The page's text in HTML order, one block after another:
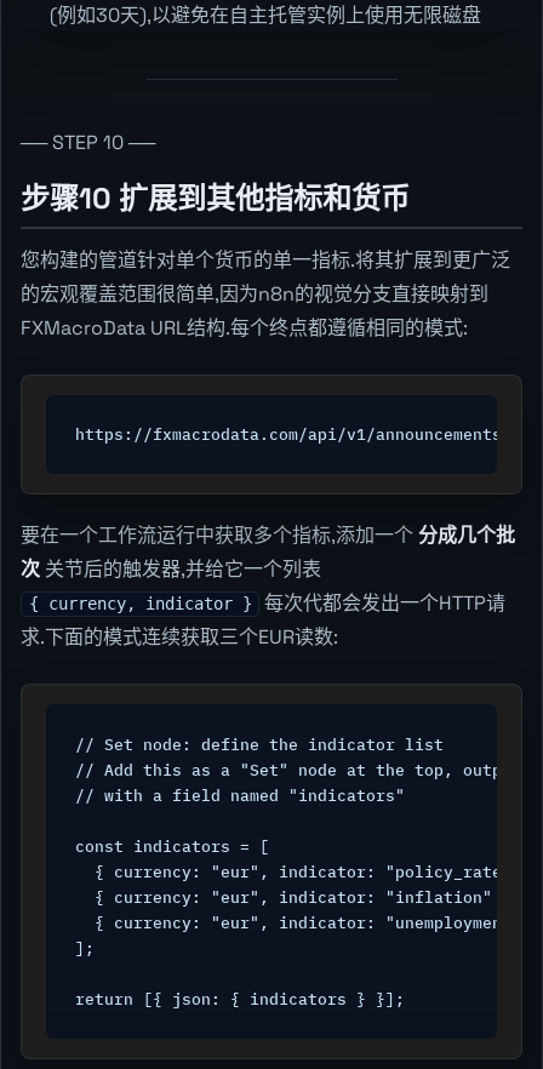
(例如30天),以避免在自主托管实例上使用无限磁盘
── STEP 10 ──
步骤10 扩展到其他指标和货币
您构建的管道针对单个货币的单一指标.将其扩展到更广泛
的宏观覆盖范围很简单,因为n8n的视觉分支直接映射到
FXMacroData URL结构.每个终点都遵循相同的模式:
https://fxmacrodata.com/api/v1/announcements/
要在一个工作流运行中获取多个指标,添加一个分成几个批
次 关节后的触发器,并给它一个列表
{ currency, indicator }
每次代都会发出一个HTTP请
求.下面的模式连续获取三个EUR读数:
// Set node: define the indicator list
// Add this as a "Set" node at the top,
// with a field named "indicators"
const indicators = [
  { currency: "eur", indicator: "policy_rate" },
  { currency: "eur", indicator: "inflation" },
  { currency: "eur", indicator: "unemployment" }
];
return [{ json: { indicators } }];